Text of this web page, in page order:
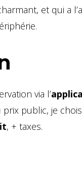
et qui a
via l’
public, je
, + taxes.